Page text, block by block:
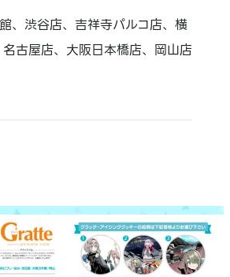
、渋谷店、吉祥寺パルコ店、横
古屋店、大阪日本橋店、岡山店